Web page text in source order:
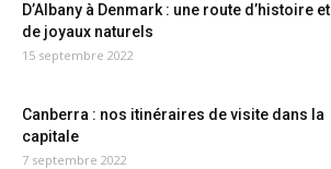
D’Albany à Denmark : une route d’histoire et
de joyaux naturels
15 septembre 2022
Canberra : nos itinéraires de visite dans la
capitale
7 septembre 2022